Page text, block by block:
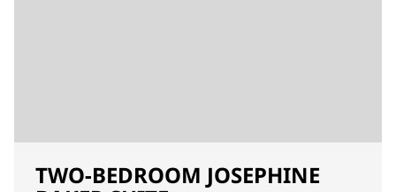
TWO-BEDROOM JOSEPHINE